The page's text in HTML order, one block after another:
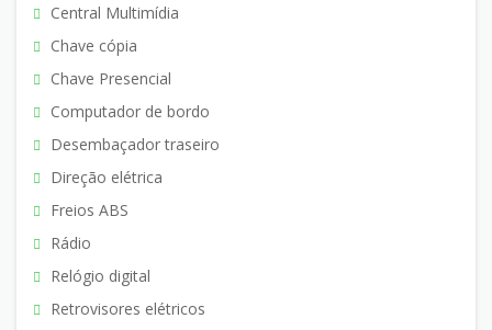
Central Multimídia
Chave cópia
Chave Presencial
Computador de bordo
Desembaçador traseiro
Direção elétrica
Freios ABS
Rádio
Relógio digital
Retrovisores elétricos